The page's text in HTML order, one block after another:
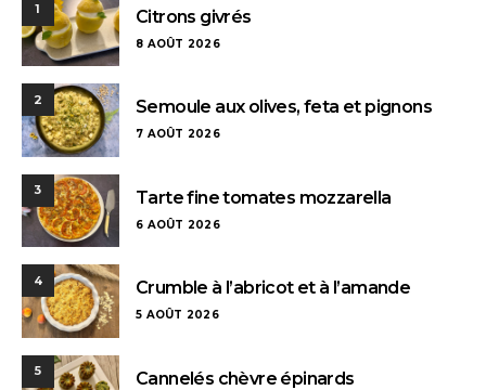
1 Citrons givrés
8 AOÛT 2026
2 Semoule aux olives, feta et pignons
7 AOÛT 2026
3 Tarte fine tomates mozzarella
6 AOÛT 2026
4 Crumble à l’abricot et à l’amande
5 AOÛT 2026
5 Cannelés chèvre épinards